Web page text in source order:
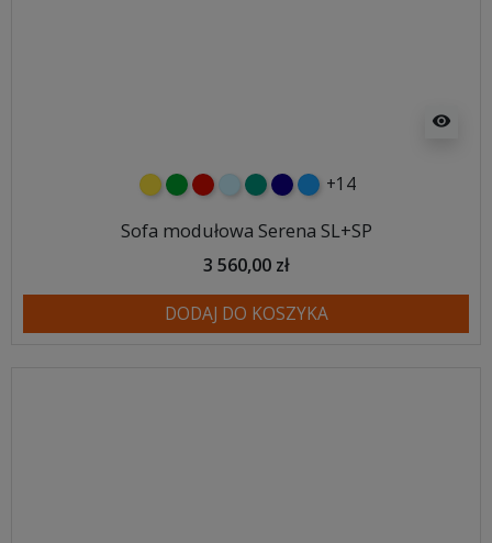
visibility
żółtyzielonyczerwony
błękitnyturkusowy
granatowy
niebieski
+14
Sofa modułowa Serena SL+SP
3 560,00 zł
DODAJ DO KOSZYKA